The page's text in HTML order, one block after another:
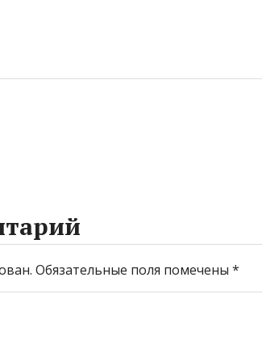
Обязательные поля помечены *